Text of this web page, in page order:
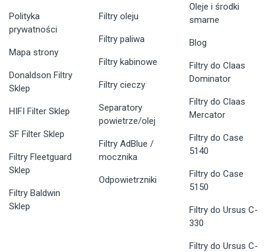
Polityka
prywatności
Mapa strony
Donaldson Filtry
Sklep
HIFI Filter Sklep
SF Filter Sklep
Filtry Fleetguard
Sklep
Filtry Baldwin
Sklep
Filtry oleju
Filtry paliwa
Filtry kabinowe
Filtry cieczy
Separatory
powietrze/olej
Filtry AdBlue /
mocznika
Odpowietrzniki
Oleje i środki
smarne
Blog
Filtry do Claas
Dominator
Filtry do Claas
Mercator
Filtry do Case
5140
Filtry do Case
5150
Filtry do Ursus C-
330
Filtry do Ursus C-